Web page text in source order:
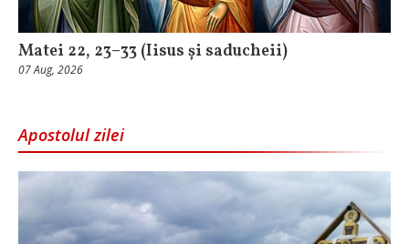
Matei 22, 23–33 (Iisus și saducheii)
07 Aug, 2026
Apostolul zilei